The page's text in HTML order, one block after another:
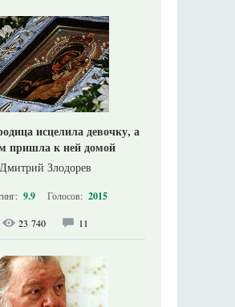
исцелила девочку, а
пришла к ней домой
Дмитрий Злодорев
9.9 Голосов: 2015
23 740 11